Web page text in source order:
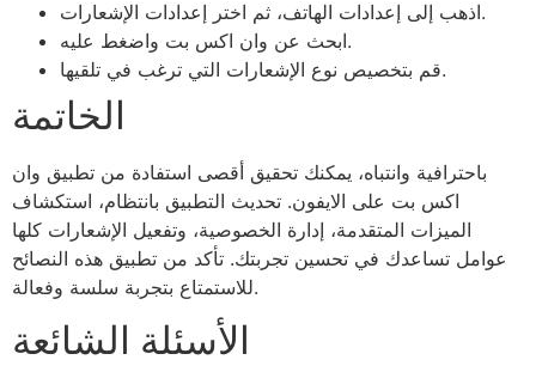
اذهب إلى إعدادات الهاتف، ثم اختر إعدادات الإشعارات.
ابحث عن وان اكس بت واضغط عليه.
قم بتخصيص نوع الإشعارات التي ترغب في تلقيها.
الخاتمة
باحترافية وانتباه، يمكنك تحقيق أقصى استفادة من تطبيق وان
اكس بت على الايفون. تحديث التطبيق بانتظام، استكشاف
الميزات المتقدمة، إدارة الخصوصية، وتفعيل الإشعارات كلها
عوامل تساعدك في تحسين تجربتك. تأكد من تطبيق هذه النصائح
للاستمتاع بتجربة سلسة وفعالة.
الأسئلة الشائعة